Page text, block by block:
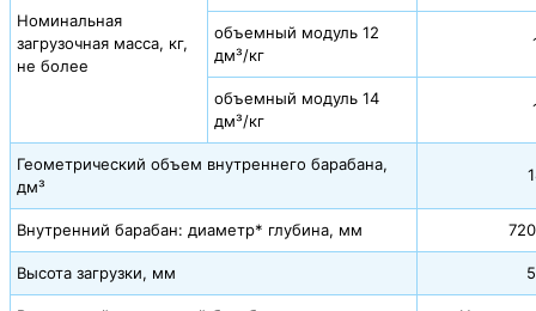
Номинальная
загрузочная масса, кг,
не более
объемный модуль 12
дм³/кг
объемный модуль 14
дм³/кг
Геометрический объем внутреннего барабана,
дм³
Внутренний барабан: диаметр* глубина, мм
Высота загрузки, мм